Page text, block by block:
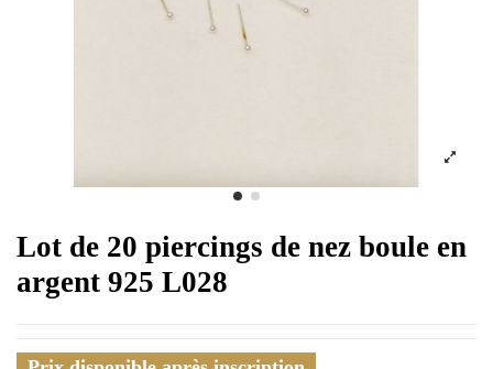
Lot de 20 piercings de nez boule en
argent 925 L028